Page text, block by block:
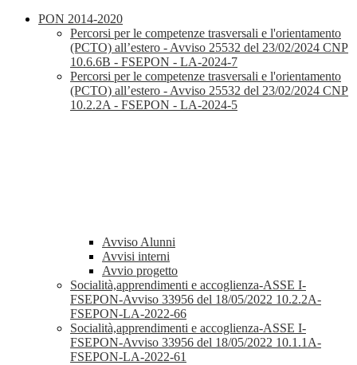
PON 2014-2020
Percorsi per le competenze trasversali e l'orientamento
(PCTO) all’estero - Avviso 25532 del 23/02/2024 CNP
10.6.6B - FSEPON - LA-2024-7
Percorsi per le competenze trasversali e l'orientamento
(PCTO) all’estero - Avviso 25532 del 23/02/2024 CNP
10.2.2A - FSEPON - LA-2024-5
Avviso Alunni
Avvisi interni
Avvio progetto
Socialità,apprendimenti e accoglienza-ASSE I-
FSEPON-Avviso 33956 del 18/05/2022 10.2.2A-
FSEPON-LA-2022-66
Socialità,apprendimenti e accoglienza-ASSE I-
FSEPON-Avviso 33956 del 18/05/2022 10.1.1A-
FSEPON-LA-2022-61